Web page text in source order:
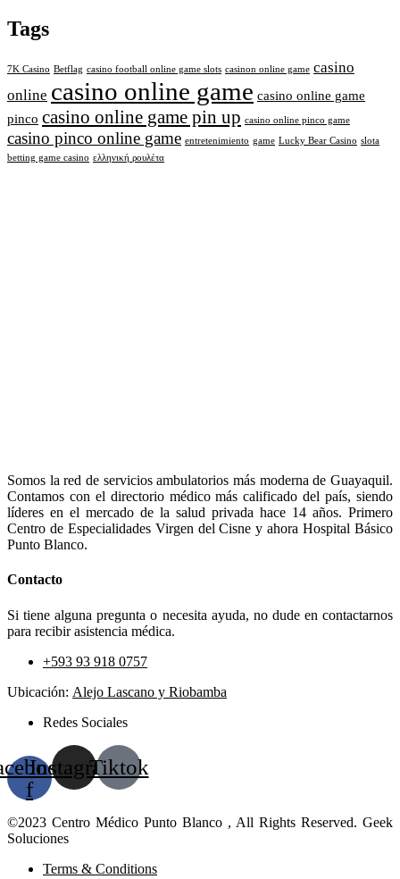
Tags
7K Casino Betflag casino football online game slots casinon online game casino
online casino online game casino online game
pinco casino online game pin up casino online pinco game
casino pinco online game entretenimiento game Lucky Bear Casino slota
betting game casino ελληνική ρουλέτα
Somos la red de servicios ambulatorios más moderna de Guayaquil.
Contamos con el directorio médico más calificado del país, siendo
líderes en el mercado de la salud privada hace 14 años. Primero
Centro de Especialidades Virgen del Cisne y ahora Hospital Básico
Punto Blanco.
Contacto
Si tiene alguna pregunta o necesita ayuda, no dude en contactarnos
para recibir asistencia médica.
+593 93 918 0757
Ubicación: Alejo Lascano y Riobamba
Redes Sociales
f
InstagramTiktok
©2023 Centro Médico Punto Blanco , All Rights Reserved. Geek
Soluciones
Terms & Conditions